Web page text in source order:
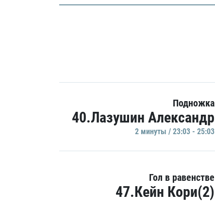
Подножка
40.Лазушин Александр
2 минуты / 23:03 - 25:03
Гол в равенстве
47.Кейн Кори(2)